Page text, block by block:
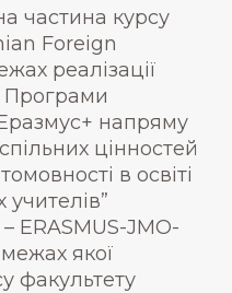
частина курсу
Foreign
реалізації
Програми
напряму
цінностей
в освіті
учителів”
– ERASMUS-JMO-
якої
факультету